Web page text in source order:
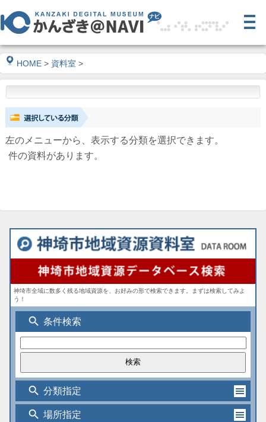
HOME > 資料室 >
左のメニューから、表示する分類を選択できます。
件の資料があります。
神埼市全域に数多く残る地域資源を、お好みの形で検索できます。まずは検索してみよ
う！
search 条件検索
search 分類指定
search 場所指定